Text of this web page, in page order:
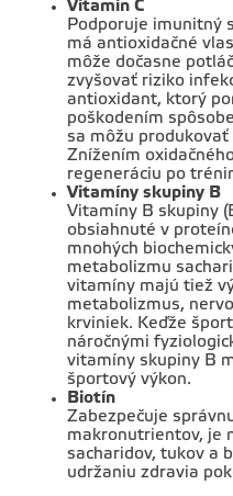
Vitamín C
Podporuje imunitný
má antioxidačné
môže dočasne
zvyšovať riziko
antioxidant, ktorý
poškodením
sa môžu produkovať
Znížením
regeneráciu po
Vitamíny skupiny B
Vitamíny B skupiny
obsiahnuté v
mnohých
metabolizmu
vitamíny majú tiež
metabolizmus,
krviniek. Keďže
náročnými
vitamíny skupiny B
športový výkon.
Biotín
Zabezpečuje
makronutrientov, je
sacharidov, tukov a
udržaniu zdravia